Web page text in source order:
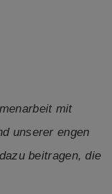
mit
unserer engen
beitragen, die